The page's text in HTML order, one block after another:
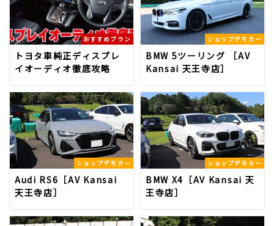
おすすめプラン
トヨタ車純正ディスプレ
イオーディオ徹底攻略
ショップデモカー
BMW 5ツーリング ［AV
Kansai 天王寺店］
ショップデモカー
Audi RS6［AV Kansai
天王寺店］
ショップデモカー
BMW X4［AV Kansai 天
王寺店］